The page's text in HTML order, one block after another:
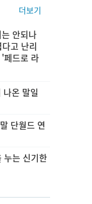
더보기
안되나
고 난리
페드로 라
온 말일
단월드 연
는 신기한